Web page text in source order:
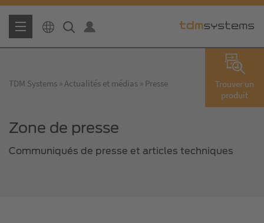
Trouver un
produit
TDM Systems Actualités et médias Presse
Zone de presse
Communiqués de presse et articles techniques